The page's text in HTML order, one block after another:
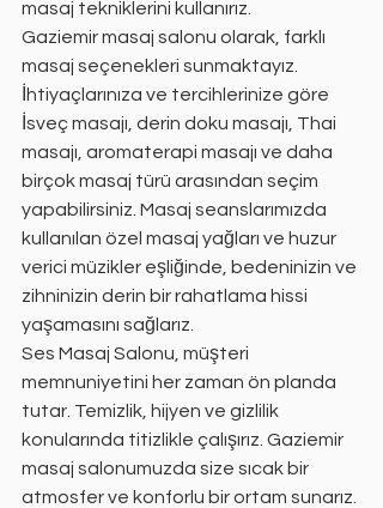
masaj tekniklerini kullanırız.
Gaziemir masaj salonu olarak, farklı
masaj seçenekleri sunmaktayız.
İhtiyaçlarınıza ve tercihlerinize göre
İsveç masajı, derin doku masajı, Thai
masajı, aromaterapi masajı ve daha
birçok masaj türü arasından seçim
yapabilirsiniz. Masaj seanslarımızda
kullanılan özel masaj yağları ve huzur
verici müzikler eşliğinde, bedeninizin ve
zihninizin derin bir rahatlama hissi
yaşamasını sağlarız.
Ses Masaj Salonu, müşteri
memnuniyetini her zaman ön planda
tutar. Temizlik, hijyen ve gizlilik
konularında titizlikle çalışırız. Gaziemir
masaj salonumuzda size sıcak bir
atmosfer ve konforlu bir ortam sunarız.